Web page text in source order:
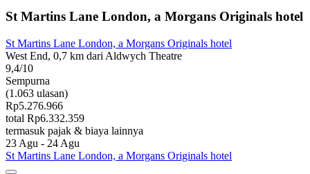
St Martins Lane London, a Morgans Originals hotel
St Martins Lane London, a Morgans Originals hotel
West End, 0,7 km dari Aldwych Theatre
9,4/10
Sempurna
(1.063 ulasan)
Rp5.276.966
total Rp6.332.359
termasuk pajak & biaya lainnya
23 Agu - 24 Agu
St Martins Lane London, a Morgans Originals hotel